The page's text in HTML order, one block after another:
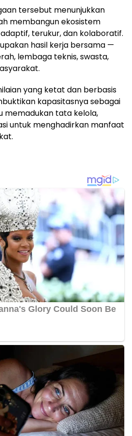
tersebut menunjukkan
membangun ekosistem
terukur, dan kolaboratif.
hasil kerja bersama —
lembaga teknis, swasta,
yang ketat dan berbasis
kapasitasnya sebagai
memadukan tata kelola,
untuk menghadirkan manfaat